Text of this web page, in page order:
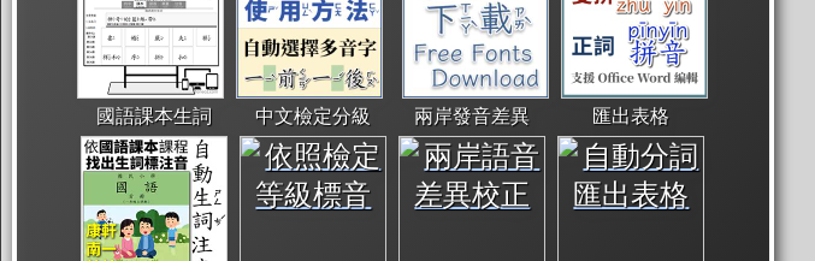
國語課本生詞 中文檢定分級 兩岸發音差異 匯出表格